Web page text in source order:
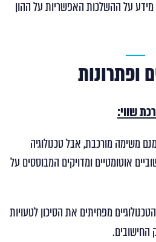
על ההשלכות האפשריות על ההון
ופתרונות
שווי:
משימה מורכבת, אבל טכנולוגיה
אוטומטיים ומדויקים המבוססים על
מפחיתים את הסיכון לטעויות
החישובים.